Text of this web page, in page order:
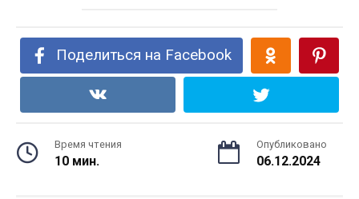
Поделиться на Facebook
Время чтения
10 мин.
Опубликовано
06.12.2024